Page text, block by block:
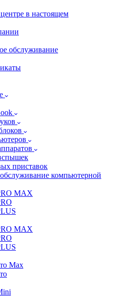
в настоящем
обслуживание
приставок
компьютерной
MAX
MAX
Max